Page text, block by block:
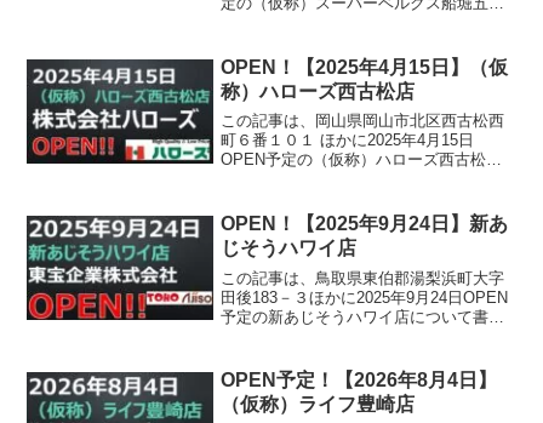
OPEN！【2025年4月15日】（仮
称）ハローズ西古松店
この記事は、岡山県岡山市北区西古松西
町６番１０１ ほかに2025年4月15日
OPEN予定の（仮称）ハローズ西古松に
OPEN！【2025年9月24日】新あ
じそうハワイ店
この記事は、鳥取県東伯郡湯梨浜町大字
田後183－３ほかに2025年9月24日OPEN
予定の新あじそうハワイ店について書か
OPEN予定！【2026年8月4日】
（仮称）ライフ豊崎店